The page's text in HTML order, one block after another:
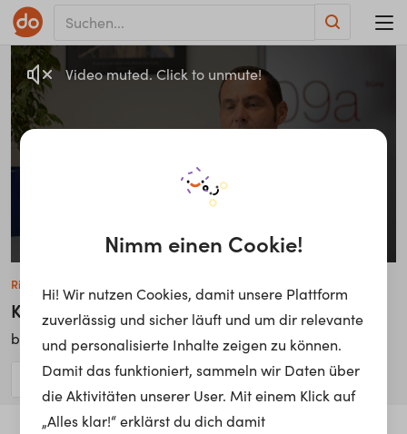
Video muted. Click to unmute!
Richard Hennerbichler
Kundenbetreuer
bei Generali Österreich
Nimm einen Cookie!
Hi! Wir nutzen Cookies, damit unsere Plattform
zuverlässig und sicher läuft und um dir relevante
und personalisierte Inhalte zeigen zu können.
Damit das funktioniert, sammeln wir Daten über
die Aktivitäten unserer User. Mit einem Klick auf
„Alles klar!“ erklärst du dich damit